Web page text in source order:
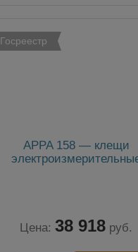
Госреестр
APPA 158 — клещи
Цена: 38 918 руб.